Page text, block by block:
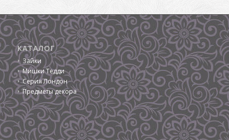
КАТАЛОГ
Зайки
Мишки Тедди
Серия Лондон
Предметы декора